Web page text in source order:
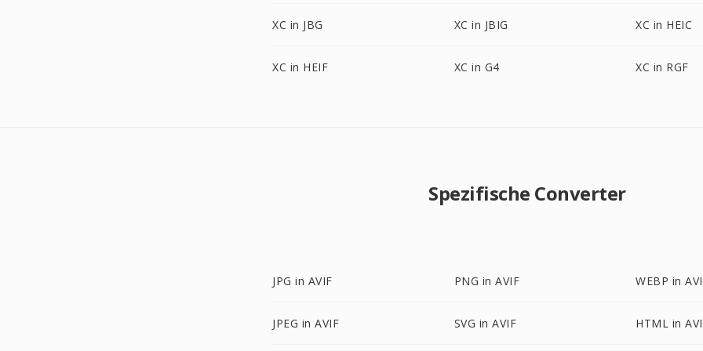
XC in JBG XC in JBIG XC in HEIC
XC in HEIF XC in G4 XC in RGF
Spezifische Converter
JPG in AVIF PNG in AVIF WEBP in
JPEG in AVIF SVG in AVIF HTML in